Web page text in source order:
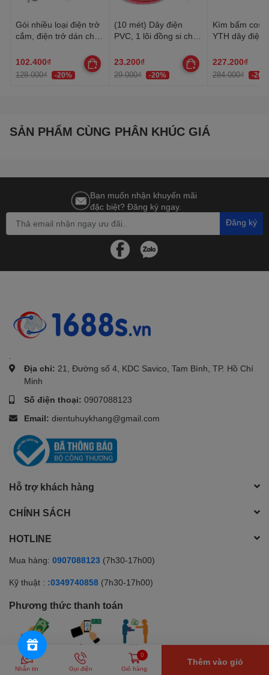
Gói nhiều loại điện trở
cắm, điện trở dán cho
102.400₫
128.000₫ -20%
(10 mét) Dây điện
PVC, 1 lõi đồng si chì,
22AWG
23.200₫
29.000₫ -20%
Kìm bấm cos
YTH dây điện
227.200₫
284.000₫ -20%
SẢN PHẨM CÙNG PHÂN KHÚC GIÁ
Bạn muốn nhận khuyến mãi
đặc biệt? Đăng ký ngay.
Đăng ký
Địa chỉ: 21, Đường số 4, KDC Savico, Tam Bình, TP. Hồ Chí
Minh
Số điện thoại: 0907088123
Email: dientuhuykhang@gmail.com
Hỗ trợ khách hàng
CHÍNH SÁCH
HOTLINE
Mua hàng: 0907088123 (7h30-17h00)
Kỹ thuật : :0349740858 (7h30-17h00)
Phương thức thanh toán
© Bản quyền thuộc về Huy Khang Electronics | Cung cấp bởiSapo
Nhắn tin Gọi điện
0
Giỏ hàng
Thêm vào giỏ